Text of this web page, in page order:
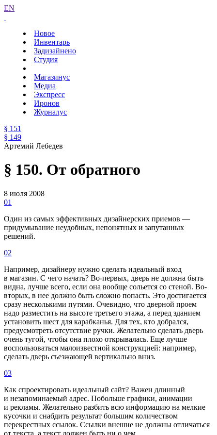
EN
Новое
Инвентарь
Задизайнено
Студия
Магазинус
Медиа
Экспресс
Иронов
Журналус
§ 151
§ 149
Артемий Лебедев
§ 150. От обратного
8 июля 2008
01
Один из самых эффективных дизайнерских приемов —
придумывание неудобных, непонятных и запутанных
решений.
02
Например, дизайнеру нужно сделать идеальный вход
в магазин. С чего начать? Во-первых, дверь не должна быть
видна, лучше всего, если она вообще сольется со стеной. Во-
вторых, в нее должно быть сложно попасть. Это достигается
сразу несколькими путями. Очевидно, что дверной проем
надо разместить на высоте третьего этажа, а перед зданием
установить шест для карабканья. Для тех, кто добрался,
предусмотреть отсутствие ручки. Желательно сделать дверь
очень тугой, чтобы она плохо открывалась. Еще лучше
воспользоваться малоизвестной конструкцией: например,
сделать дверь съезжающей вертикально вниз.
03
Как спроектировать идеальный сайт? Важен длинный
и незапоминаемый адрес. Побольше графики, анимации
и рекламы. Желательно разбить всю информацию на мелкие
кусочки и снабдить результат большим количеством
перекрестных ссылок. Ссылки внешне не должны отличаться
от текста, а текст должен быть ни о чем.